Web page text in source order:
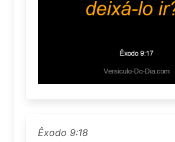
Êxodo 9:18